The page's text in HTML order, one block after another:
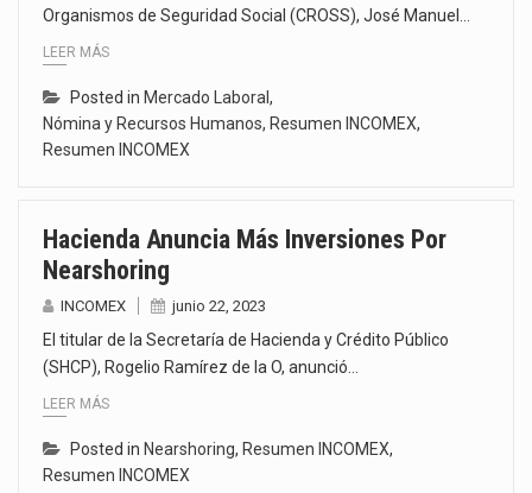
Organismos de Seguridad Social (CROSS), José Manuel…
LEER MÁS
Posted in Mercado Laboral ,
Nómina y Recursos Humanos, Resumen INCOMEX,
Resumen INCOMEX
Hacienda Anuncia Más Inversiones Por
Nearshoring
INCOMEX junio 22, 2023
El titular de la Secretaría de Hacienda y Crédito Público
(SHCP), Rogelio Ramírez de la O, anunció…
LEER MÁS
Posted in Nearshoring, Resumen INCOMEX,
Resumen INCOMEX